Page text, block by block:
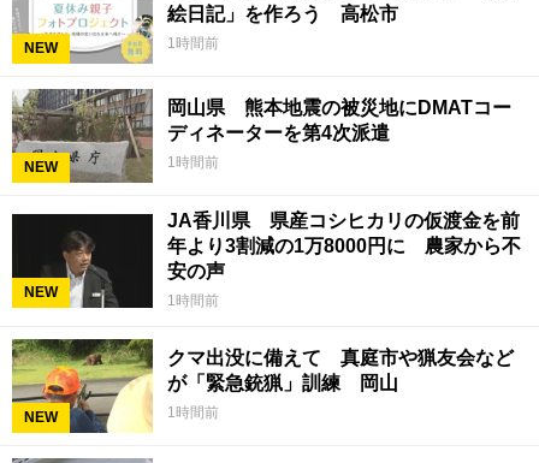
NEW
絵日記」を作ろう 高松市
1時間前
NEW
岡山県 熊本地震の被災地にDMATコー
ディネーターを第4次派遣
1時間前
NEW
JA香川県 県産コシヒカリの仮渡金を前
年より3割減の1万8000円に 農家から不
安の声
1時間前
NEW
クマ出没に備えて 真庭市や猟友会など
が「緊急銃猟」訓練 岡山
1時間前